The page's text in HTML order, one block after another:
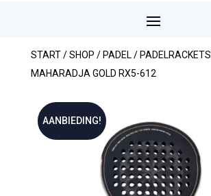
START/SHOP / PADEL / PADELRACKETS
MAHARADJA GOLD RX5-612
AANBIEDING!